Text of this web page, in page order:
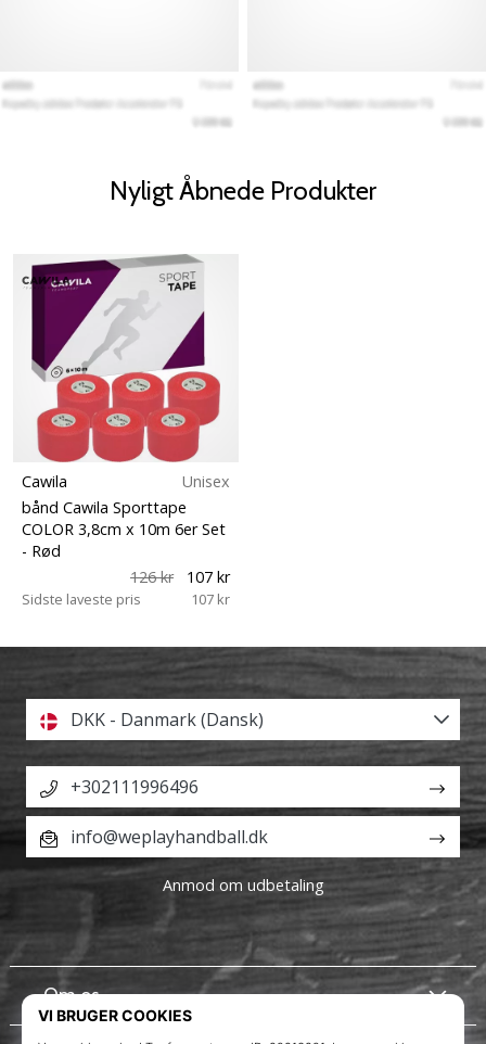
Nyligt Åbnede Produkter
Cawila
Unisex
bånd Cawila Sporttape
COLOR 3,8cm x 10m 6er Set
- Rød
126 kr
107 kr
Sidste laveste pris 107 kr
Om os
DKK - Danmark (Dansk)
+302111996496
info@weplayhandball.dk
Anmod om udbetaling